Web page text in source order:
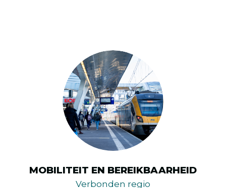
MOBILITEIT EN BEREIKBAARHEID
Verbonden regio